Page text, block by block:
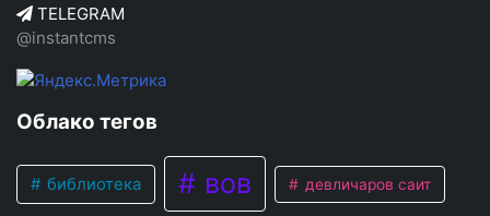
TELEGRAM
@instantcms
Облако тегов
библиотека вов девличаров саит